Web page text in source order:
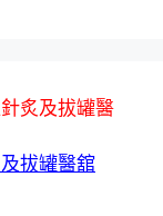
炙及拔罐醫
拔罐醫舘